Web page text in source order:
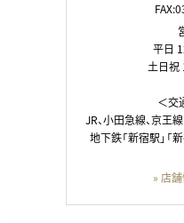
平日
土日祝
＜交
JR、小田急線、京王
地下鉄「新宿駅」「
» 店